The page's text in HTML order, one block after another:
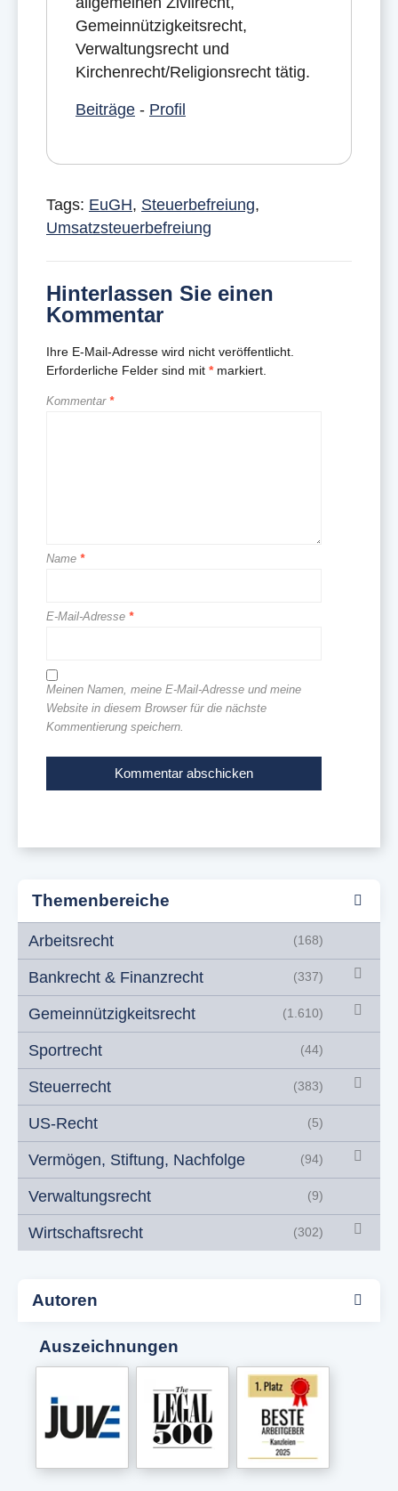
Gemeinnützigkeitsrecht,
Verwaltungsrecht und
Kirchenrecht/Religionsrecht tätig.
Beiträge - Profil
Tags: EuGH, Steuerbefreiung,
Umsatzsteuerbefreiung
Hinterlassen Sie einen
Kommentar
Ihre E-Mail-Adresse wird nicht veröffentlicht.
Erforderliche Felder sind mit *markiert.
Kommentar *
Name *
E-Mail-Adresse *
Meinen Namen, meine E-Mail-Adresse und meine
Website in diesem Browser für die nächste
Kommentierung speichern.
Themenbereiche
Arbeitsrecht (168)
Bankrecht & Finanzrecht (337)
Gemeinnützigkeitsrecht (1.610)
Sportrecht (44)
Steuerrecht (383)
US-Recht (5)
Vermögen, Stiftung, Nachfolge (94)
Verwaltungsrecht (9)
Wirtschaftsrecht (302)
Autoren
Auszeichnungen